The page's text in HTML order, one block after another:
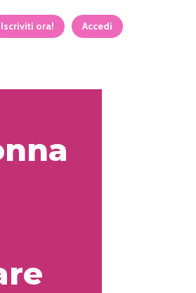
Iscriviti ora! Accedi